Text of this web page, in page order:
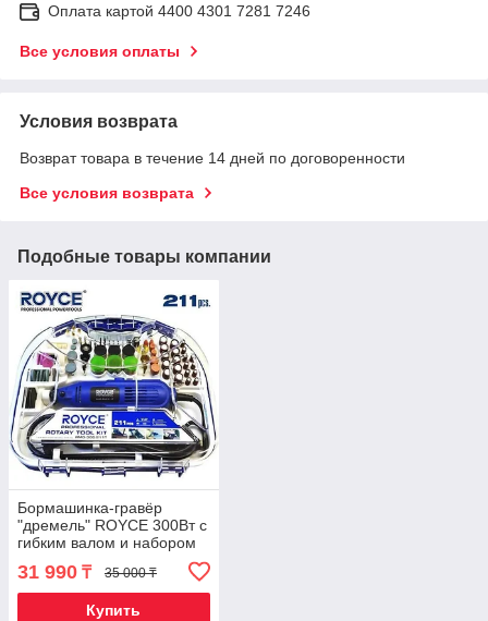
Оплата картой 4400 4301 7281 7246
Все условия оплаты
Условия возврата
Возврат товара в течение 14 дней по договоренности
Все условия возврата
Подобные товары компании
Бормашинка-гравёр
"дремель" ROYCE 300Вт с
гибким валом и набором
насадок [211 предметов]
RMG300-211T
31 990 ₸ 35 000 ₸
Купить